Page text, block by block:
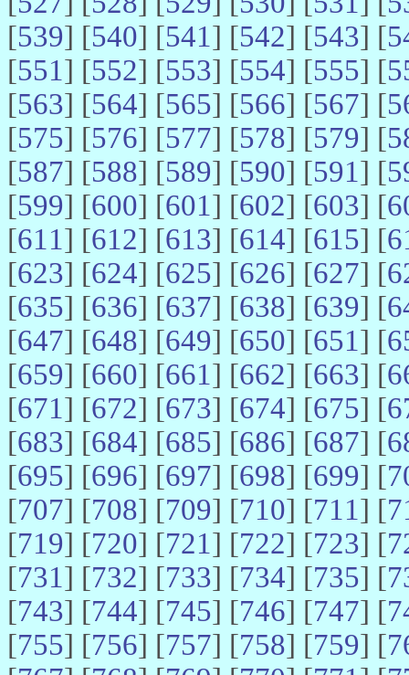
[539] [540] [541] [542] [543] [
[551] [552] [553] [554] [555] [
[563] [564] [565] [566] [567] [
[575] [576] [577] [578] [579] [
[587] [588] [589] [590] [591] [
[599] [600] [601] [602] [603] [
[611] [612] [613] [614] [615] [
[623] [624] [625] [626] [627] [
[635] [636] [637] [638] [639] [
[647] [648] [649] [650] [651] [
[659] [660] [661] [662] [663] [
[671] [672] [673] [674] [675] [
[683] [684] [685] [686] [687] [
[695] [696] [697] [698] [699] [
[707] [708] [709] [710] [711] [
[719] [720] [721] [722] [723] [
[731] [732] [733] [734] [735] [
[743] [744] [745] [746] [747] [
[755] [756] [757] [758] [759] [